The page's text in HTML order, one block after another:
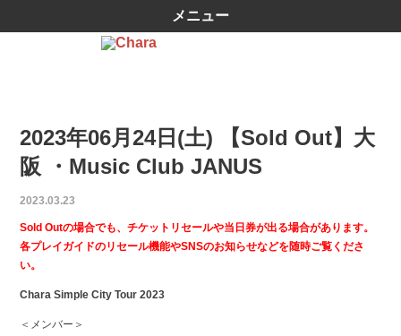
メニュー
2023年06月24日(土) 【Sold Out】大
阪 ・Music Club JANUS
2023.03.23
Sold Outの場合でも、チケットリセールや当日券が出る場合があります。
各プレイガイドのリセール機能やSNSのお知らせなどを随時ご覧くださ
い。
Chara Simple City Tour 2023
＜メンバー＞